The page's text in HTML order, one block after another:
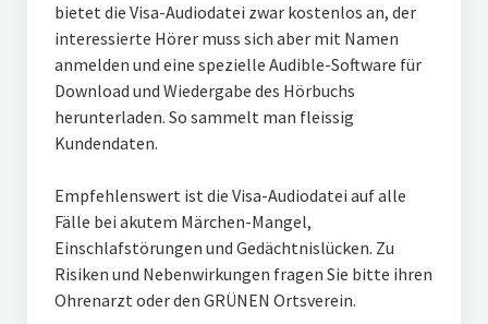
bietet die Visa-Audiodatei zwar kostenlos an, der
interessierte Hörer muss sich aber mit Namen
anmelden und eine spezielle Audible-Software für
Download und Wiedergabe des Hörbuchs
herunterladen. So sammelt man fleissig
Kundendaten.
Empfehlenswert ist die Visa-Audiodatei auf alle
Fälle bei akutem Märchen-Mangel,
Einschlafstörungen und Gedächtnislücken. Zu
Risiken und Nebenwirkungen fragen Sie bitte ihren
Ohrenarzt oder den GRÜNEN Ortsverein.